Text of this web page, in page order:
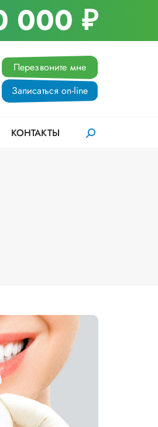
000 ₽
Перезвоните мне
Записаться on-line
КОНТАКТЫ